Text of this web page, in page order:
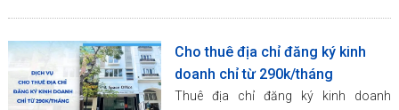
Cho thuê địa chỉ đăng ký kinh
doanh chỉ từ 290k/tháng
Thuê địa chỉ đăng ký kinh doanh